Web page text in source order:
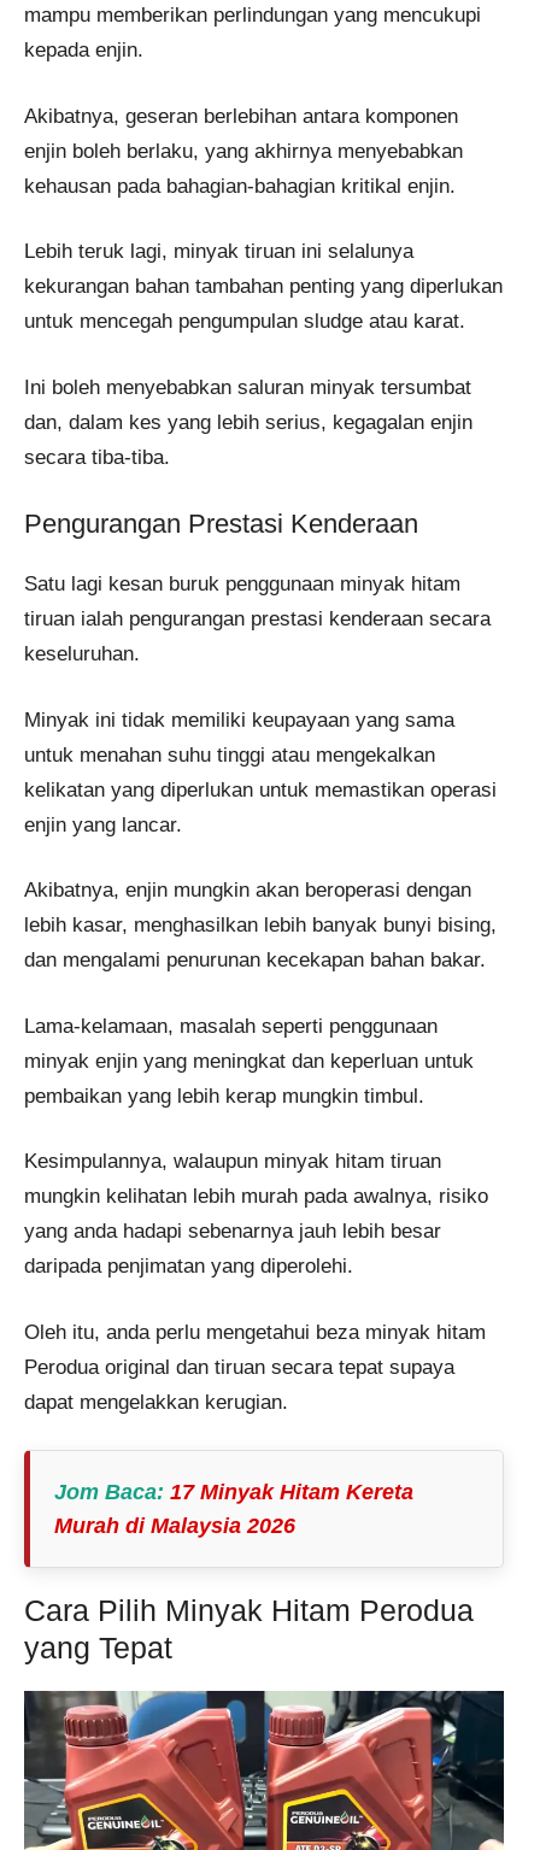
mampu memberikan perlindungan yang mencukupi
kepada enjin.
Akibatnya, geseran berlebihan antara komponen
enjin boleh berlaku, yang akhirnya menyebabkan
kehausan pada bahagian-bahagian kritikal enjin.
Lebih teruk lagi, minyak tiruan ini selalunya
kekurangan bahan tambahan penting yang diperlukan
untuk mencegah pengumpulan sludge atau karat.
Ini boleh menyebabkan saluran minyak tersumbat
dan, dalam kes yang lebih serius, kegagalan enjin
secara tiba-tiba.
Pengurangan Prestasi Kenderaan
Satu lagi kesan buruk penggunaan minyak hitam
tiruan ialah pengurangan prestasi kenderaan secara
keseluruhan.
Minyak ini tidak memiliki keupayaan yang sama
untuk menahan suhu tinggi atau mengekalkan
kelikatan yang diperlukan untuk memastikan operasi
enjin yang lancar.
Akibatnya, enjin mungkin akan beroperasi dengan
lebih kasar, menghasilkan lebih banyak bunyi bising,
dan mengalami penurunan kecekapan bahan bakar.
Lama-kelamaan, masalah seperti penggunaan
minyak enjin yang meningkat dan keperluan untuk
pembaikan yang lebih kerap mungkin timbul.
Kesimpulannya, walaupun minyak hitam tiruan
mungkin kelihatan lebih murah pada awalnya, risiko
yang anda hadapi sebenarnya jauh lebih besar
daripada penjimatan yang diperolehi.
Oleh itu, anda perlu mengetahui beza minyak hitam
Perodua original dan tiruan secara tepat supaya
dapat mengelakkan kerugian.
Jom Baca: 17 Minyak Hitam Kereta
Murah di Malaysia 2026
Cara Pilih Minyak Hitam Perodua
yang Tepat